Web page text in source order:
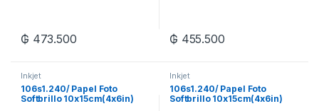
₲ 473.500 ₲ 455.500
Inkjet
106s1.240/ Papel Foto
Softbrillo 10x15cm(4x6in)
Inkjet
106s1.240/ Papel Foto
Softbrillo 10x15cm(4x6in)